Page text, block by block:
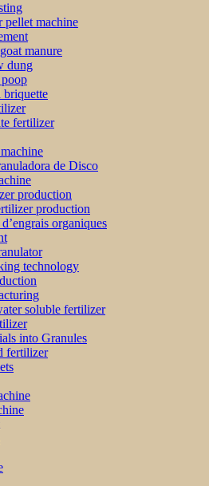
pellet machine
manure
dung
briquette
fertilizer
de Disco
production
production
organiques
technology
soluble fertilizer
into Granules
fertilizer